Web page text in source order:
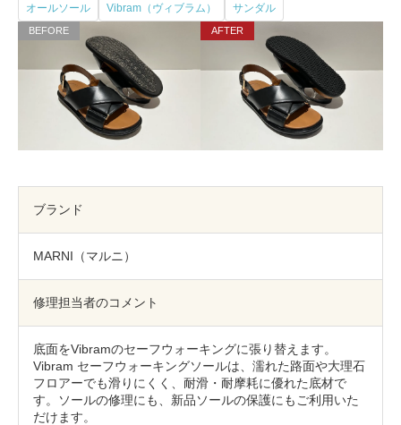
スニーカー修理 靴磨き
カバンの修理 時計修理・電池交換
合鍵の作製
印鑑・はんこの作製 ダビング
包丁研ぎ 杖先の修理
店舗を探す
オンライン修理見積もりサービス（配送修理）
お問い合わせ
採用情報
オールソール Vibram（ヴィブラム） サンダル
ブランド
MARNI（マルニ）
修理担当者のコメント
底面をVibramのセーフウォーキングに張り替えます。
Vibram セーフウォーキングソールは、濡れた路面や大理石
フロアーでも滑りにくく、耐滑・耐摩耗に優れた底材で
す。ソールの修理にも、新品ソールの保護にもご利用いた
だけます。